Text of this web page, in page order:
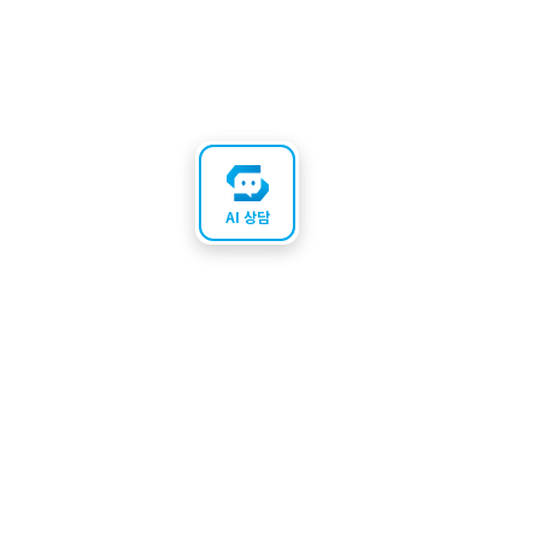
AI 상담